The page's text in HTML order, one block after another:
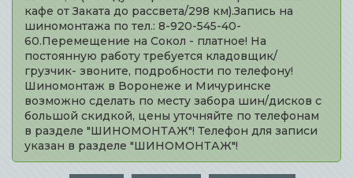
кафе от Заката до рассвета/298 км).Запись на
шиномонтажа по тел.: 8-920-545-40-
60.Перемещение на Сокол - платное! На
постоянную работу требуется кладовщик/
грузчик- звоните, подробности по телефону!
Шиномонтаж в Воронеже и Мичуринске
возможно сделать по месту забора шин/дисков с
большой скидкой, цены уточняйте по телефонам
в разделе "ШИНОМОНТАЖ"! Телефон для записи
указан в разделе "ШИНОМОНТАЖ"!